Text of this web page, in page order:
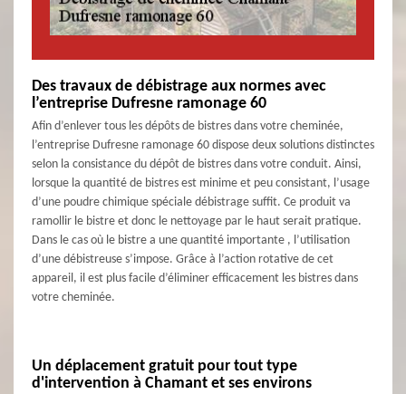
Des travaux de débistrage aux normes avec
l’entreprise Dufresne ramonage 60
Afin d’enlever tous les dépôts de bistres dans votre cheminée,
l’entreprise Dufresne ramonage 60 dispose deux solutions distinctes
selon la consistance du dépôt de bistres dans votre conduit. Ainsi,
lorsque la quantité de bistres est minime et peu consistant, l’usage
d’une poudre chimique spéciale débistrage suffit. Ce produit va
ramollir le bistre et donc le nettoyage par le haut serait pratique.
Dans le cas où le bistre a une quantité importante , l’utilisation
d’une débistreuse s’impose. Grâce à l’action rotative de cet
appareil, il est plus facile d’éliminer efficacement les bistres dans
votre cheminée.
Un déplacement gratuit pour tout type
d'intervention à Chamant et ses environs